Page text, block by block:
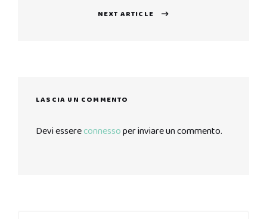
NEXT ARTICLE
LASCIA UN COMMENTO
Devi essereconnessoper inviare un commento.